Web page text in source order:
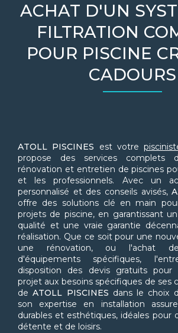
ACHAT D'UN
FILTRATION
POUR PISCINE
CADOURS
ATOLL PISCINES est votre
propose des services complets
rénovation et entretien de piscines
et les professionnels. Avec un
personnalisé et des conseils avisés,
offre des solutions clé en main
projets de piscine, en garantissant
qualité et une vraie garantie
réalisation. Que ce soit pour une
une rénovation, ou l'achat
d'équipements spécifiques,
disposition des devis gratuits pour
projet aux besoins spécifiques de ses
deATOLL PISCINES dans le choix
son expertise en installation
durables et esthétiques, idéales pour
détente et de loisirs.